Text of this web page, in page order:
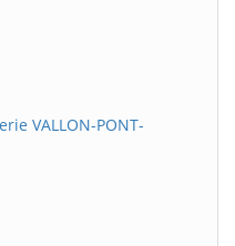
VALLON-PONT-